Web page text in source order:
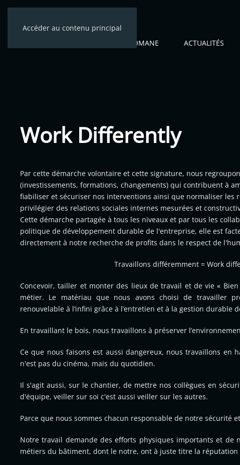
Accéder au contenu principal
CÉNOMANE ACTUALITÉS
Work Differently
Par cette démarche volontaire et cette signature, nous
(investissements, formations, changements) qui contribuent à
fiabiliser et sécuriser nos interventions ainsi que normaliser les
privilégier des relations sociales internes mesurées et
Cette démarche partagée à tous les niveaux et par tous les
politique de développement durable de l'entreprise, elle est
directement à notre recherche de profits dans le respect de
Travaillons différemment = Work
Concevoir, tailler et monter des lieux de travail et de vie «
métier. Le matériau que nous avons choisi de travailler
renouvelable à l’infini grâce à l’entretien et à la gestion durable
En travaillant le bois, nous travaillons à préserver
Ce que nous faisons est aussi dangereux, nous travaillons
n'est pas du cinéma, mais du quotidien.
Il s'agit aussi, sur le chantier, de mettre nos collègues en
d'équipe, veiller sur soi c'est aussi veiller sur les autres.
Parce que nous sommes chacun responsable de notre
Notre travail demande des efforts physiques importants et de
métiers du bâtiment, dont le notre, ont à juste titre la